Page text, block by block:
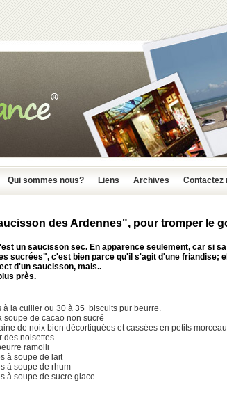
Qui sommes nous? Liens Archives Contactez
des Ardennes", pour tromper le
un saucisson sec. En apparence seulement, car si
sucrées", c'est bien parce qu'il s'agit d'une friandise;
d'un saucisson, mais..
près.
à la cuiller ou 30 à 35 biscuits pur beurre.
soupe de cacao non sucré
de noix bien décortiquées et cassées en petits
des noisettes
ramolli
à soupe de lait
à soupe de rhum
à soupe de sucre glace.